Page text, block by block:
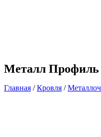
Металл Профиль
Главная /Кровля /